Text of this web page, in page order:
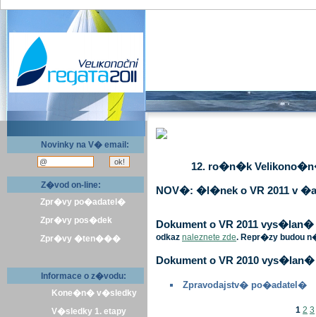
Novinky na V� email:
Z�vod on-line:
Zpr�vy po�adatel�
Zpr�vy pos�dek
Zpr�vy �ten���
Informace o z�vodu:
Kone�n� v�sledky
V�sledky 1. etapy
12. ro�n�k
NOV�: �l�nek o VR 2011 v
Dokument o VR 2011
odkaz naleznete zde. Repr�zy budou
Dokument o VR 2010
Zpravodajstv� po�adatel�
1 2 3